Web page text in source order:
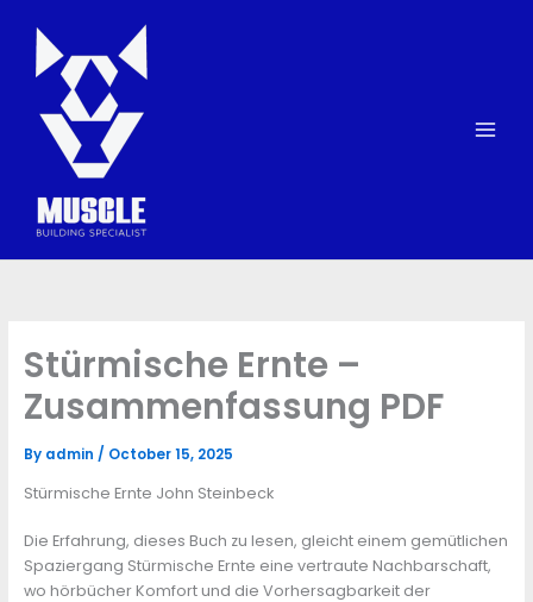
content
Stürmische Ernte –
Zusammenfassung PDF
By admin / October 15, 2025
Stürmische Ernte John Steinbeck
Die Erfahrung, dieses Buch zu lesen, gleicht einem gemütlichen
Spaziergang Stürmische Ernte eine vertraute Nachbarschaft,
wo hörbücher Komfort und die Vorhersagbarkeit der